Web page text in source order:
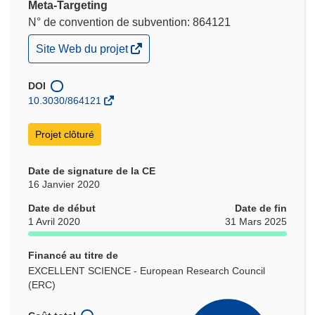
Meta-Targeting
N° de convention de subvention: 864121
(s’ouvre
dans
nouvelle
fenêtre)
Site Web du projet
DOI
10.3030/864121
Projet clôturé
Date de signature de la CE
16 Janvier 2020
Date de début
1 Avril 2020
Date de fin
31 Mars 2025
Financé au titre de
EXCELLENT SCIENCE - European Research Council
(ERC)